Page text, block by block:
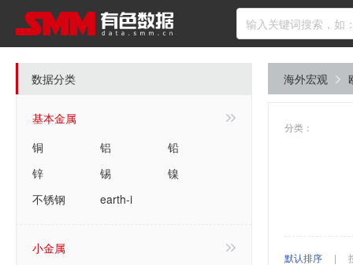
数据分类
基本金属
铜
铝
铅
锌
锡
镍
不锈钢
earth-i
小金属
海外宏观
分类：
默认排序 |